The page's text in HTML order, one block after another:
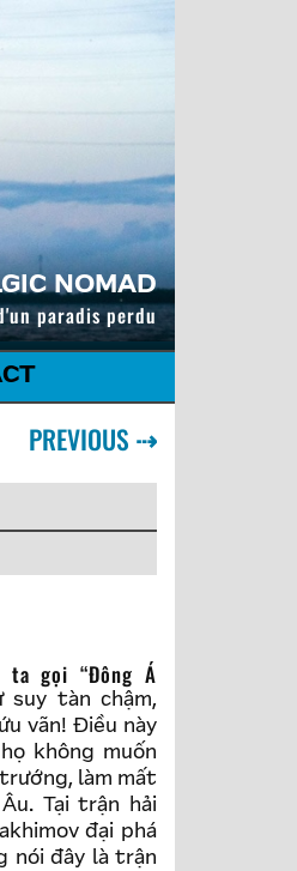
NOMAD
paradis perdu
PREVIOUS ⇢
suy tàn chậm,
vãn! Điều này
không muốn
trướng, làm mất
Tại trận hải
đại phá
nói đây là trận